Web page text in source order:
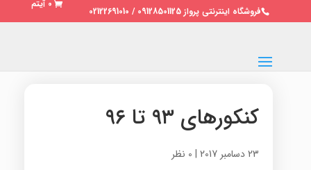
فروشگاه اینترنتی پرواز 09128501125 / 02122691010
0 آیتم
کنکورهای ۹۳ تا ۹۶
23 دسامبر 2017 | 0 نظر